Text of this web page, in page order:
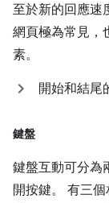
至於新的回應速
網頁極為常見，
素。
開始和結尾
鍵盤
鍵盤互動可分為
開按鍵。 有三